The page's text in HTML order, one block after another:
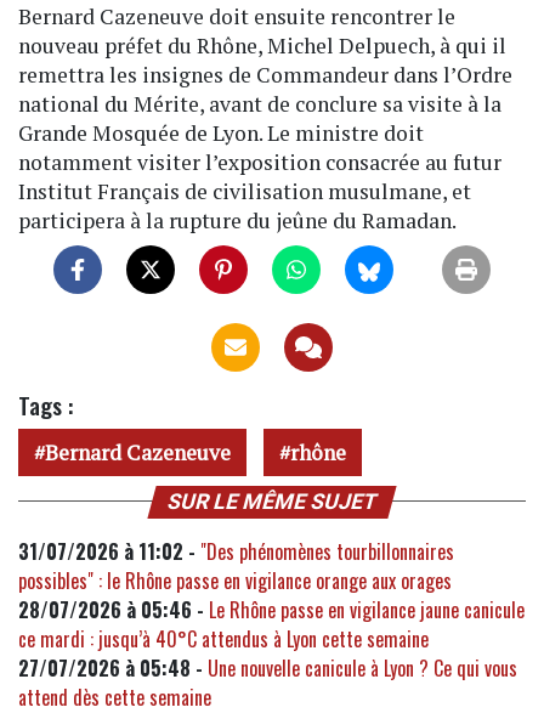
Bernard Cazeneuve doit ensuite rencontrer le
nouveau préfet du Rhône, Michel Delpuech, à qui il
remettra les insignes de Commandeur dans l’Ordre
national du Mérite, avant de conclure sa visite à la
Grande Mosquée de Lyon. Le ministre doit
notamment visiter l’exposition consacrée au futur
Institut Français de civilisation musulmane, et
participera à la rupture du jeûne du Ramadan.
Tags :
Bernard Cazeneuve rhône
SUR LE MÊME SUJET
31/07/2026 à 11:02 - "Des phénomènes tourbillonnaires
possibles" : le Rhône passe en vigilance orange aux orages
28/07/2026 à 05:46 - Le Rhône passe en vigilance jaune canicule
ce mardi : jusqu’à 40°C attendus à Lyon cette semaine
27/07/2026 à 05:48 - Une nouvelle canicule à Lyon ? Ce qui vous
attend dès cette semaine